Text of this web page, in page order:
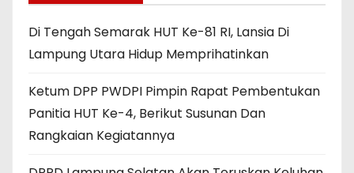
Di Tengah Semarak HUT Ke-81 RI, Lansia Di
Lampung Utara Hidup Memprihatinkan
Ketum DPP PWDPI Pimpin Rapat Pembentukan
Panitia HUT Ke-4, Berikut Susunan Dan
Rangkaian Kegiatannya